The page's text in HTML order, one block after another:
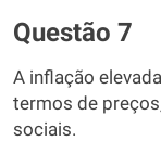
Questão 7
A inflação
termos de
sociais.